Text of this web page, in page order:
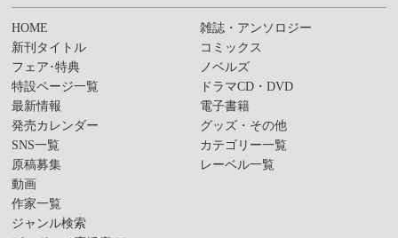
HOME
新刊タイトル
フェア･特典
特設ページ一覧
最新情報
発売カレンダー
SNS一覧
原稿募集
動画
作家一覧
ジャンル検索
雑誌・アンソロジー
コミックス
ノベルズ
ドラマCD・DVD
電子書籍
グッズ・その他
カテゴリー一覧
レーベル一覧